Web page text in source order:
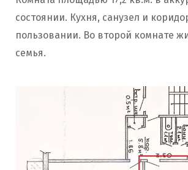
состоянии. Кухня, санузел и
пользовании. Во второй комнате
семья.